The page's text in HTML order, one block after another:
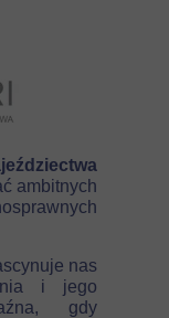
ambitnych
nas
i jego
gdy